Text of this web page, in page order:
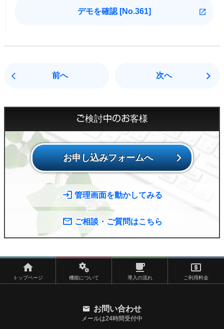
デモを確認 [No.361]
前へ 次へ
ご検討中のお客様
お申し込みフォームへ
管理画面を動かしてみる
ご相談・ご質問はこちら
トップページ 機能について 導入の流れ ご利用料金
お問い合わせ
メールは24時間受付中